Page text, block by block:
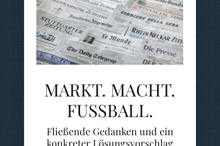
MARKT. MACHT.
FUSSBALL.
Fließende Gedanken und ein
konkreter Lösungsvorschlag